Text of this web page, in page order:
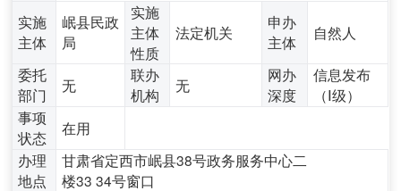
实施
主体
岷县民政
局
实施
主体
性质
法定机关
申办
主体
自然人
委托
部门
无
联办
机构
无
网办
深度
信息发布
（Ⅰ级）
事项
状态
在用
办理
地点
甘肃省定西市岷县38号政务服务中心二
楼33 34号窗口